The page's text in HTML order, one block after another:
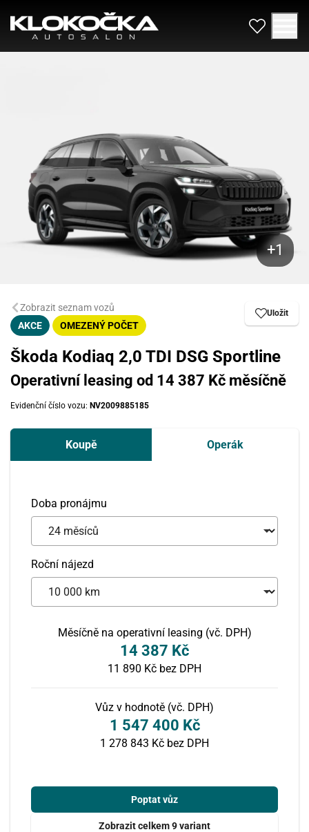
Zobrazit seznam vozů
AKCE
OMEZENÝ POČET
Uložit
Škoda Kodiaq 2,0 TDI DSG Sportline
Operativní leasing od 14 387 Kč měsíčně
Evidenční číslo vozu: NV2009885185
Koupě Operák
Doba pronájmu
Roční nájezd
Měsíčně na operativní leasing (vč. DPH)
14 387 Kč
11 890 Kč bez DPH
Vůz v hodnotě (vč. DPH)
1 547 400 Kč
1 278 843 Kč bez DPH
Poptat vůz
Zobrazit celkem 9 variant